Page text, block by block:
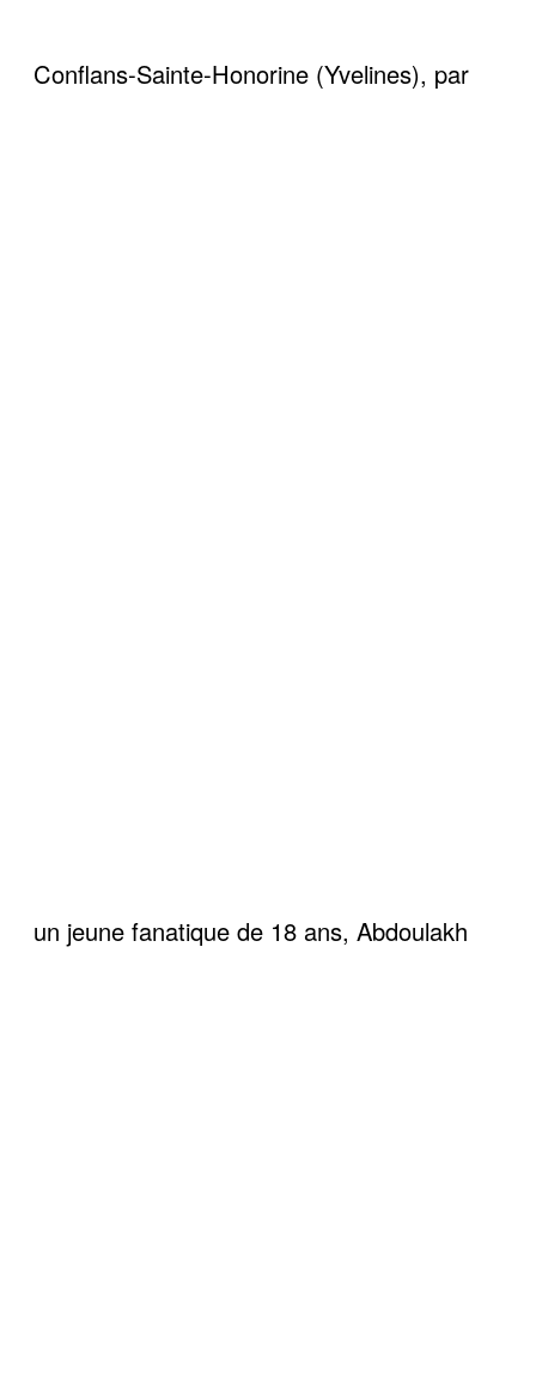
Conflans-Sainte-Honorine (Yvelines), par
un jeune fanatique de 18 ans, Abdoulakh